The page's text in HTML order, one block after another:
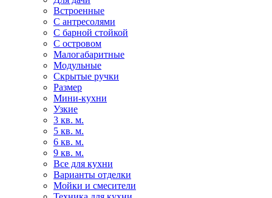
Встроенные
С антресолями
С барной стойкой
С островом
Малогабаритные
Модульные
Скрытые ручки
Размер
Мини-кухни
Узкие
3 кв. м.
5 кв. м.
6 кв. м.
9 кв. м.
Все для кухни
Варианты отделки
Мойки и смесители